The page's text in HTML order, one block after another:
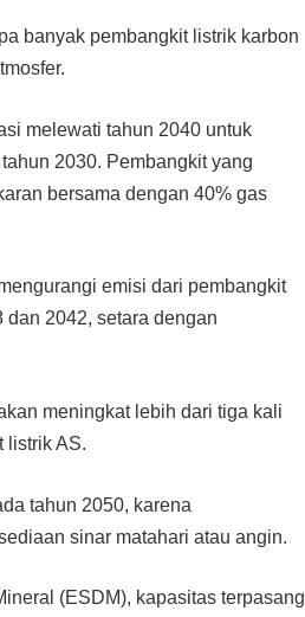
banyak pembangkit listrik karbon
melewati tahun 2040 untuk
2030. Pembangkit yang
bersama dengan 40% gas
emisi dari pembangkit
dan 2042, setara dengan
meningkat lebih dari tiga kali
listrik AS.
tahun 2050, karena
sinar matahari atau angin.
(ESDM), kapasitas terpasang